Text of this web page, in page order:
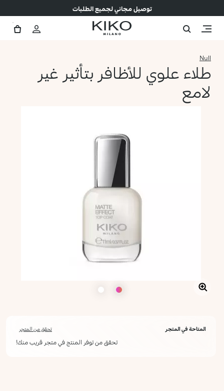
توصيل مجاني لجميع الطلبات
Null
طلاء علوي للأظافر بتأثير غير
لامع
المتاحة في المتجر تحقق من المتجر
تحقق من توفر المنتج في متجر قريب منك!